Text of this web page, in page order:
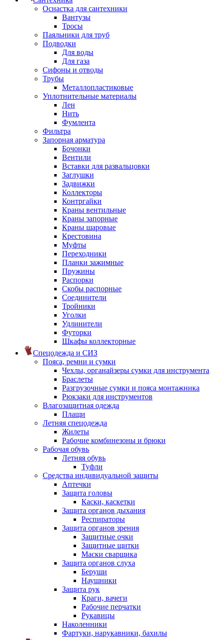
Оснастка для сантехники
Вантузы
Тросы
Паяльники для труб
Подводки
Для воды
Для газа
Сифоны и отводы
Трубы
Металлопластиковые
Уплотнительные материалы
Лен
Нить
Фумлента
Фильтра
Запорная арматура
Бочонки
Вентили
Вставки для развальцовки
Заглушки
Задвижки
Коллекторы
Контргайки
Краны вентильные
Краны запорные
Краны шаровые
Крестовина
Муфты
Переходники
Планки зажимные
Пружины
Распорки
Скобы распорные
Соединители
Тройники
Уголки
Удлинители
Футорки
Шкафы коллекторные
Спецодежда и СИЗ
Пояса, ремни и сумки
Чехлы, органайзеры сумки для инструмента
Браслеты
Разгрузочные сумки и пояса монтажника
Рюкзаки для инструментов
Влагозащитная одежда
Плащи
Летняя спецодежда
Жилеты
Рабочие комбинезоны и брюки
Рабочая обувь
Летняя обувь
Туфли
Средства индивидуальной защиты
Аптечки
Защита головы
Каски, каскетки
Защита органов дыхания
Респираторы
Защита органов зрения
Защитные очки
Защитные щитки
Маски сварщика
Защита органов слуха
Беруши
Наушники
Защита рук
Краги, вачеги
Рабочие перчатки
Рукавицы
Наколенники
Фартуки, нарукавники, бахилы